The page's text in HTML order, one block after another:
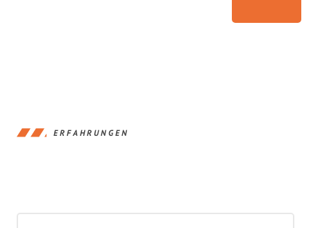
ERFAHRUNGEN